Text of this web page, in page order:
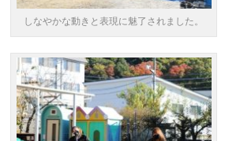
しなやかな動きと表現に魅了されました。